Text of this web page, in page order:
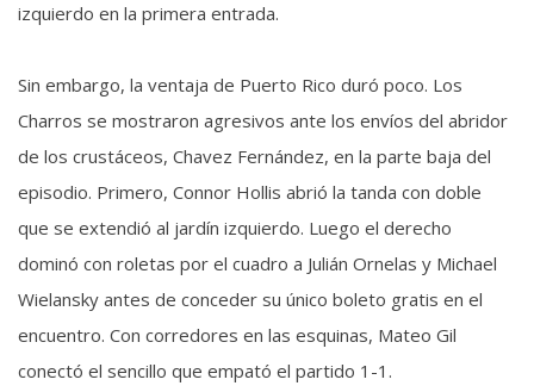
izquierdo en la primera entrada.
Sin embargo, la ventaja de Puerto Rico duró poco. Los
Charros se mostraron agresivos ante los envíos del abridor
de los crustáceos, Chavez Fernández, en la parte baja del
episodio. Primero, Connor Hollis abrió la tanda con doble
que se extendió al jardín izquierdo. Luego el derecho
dominó con roletas por el cuadro a Julián Ornelas y Michael
Wielansky antes de conceder su único boleto gratis en el
encuentro. Con corredores en las esquinas, Mateo Gil
conectó el sencillo que empató el partido 1-1.